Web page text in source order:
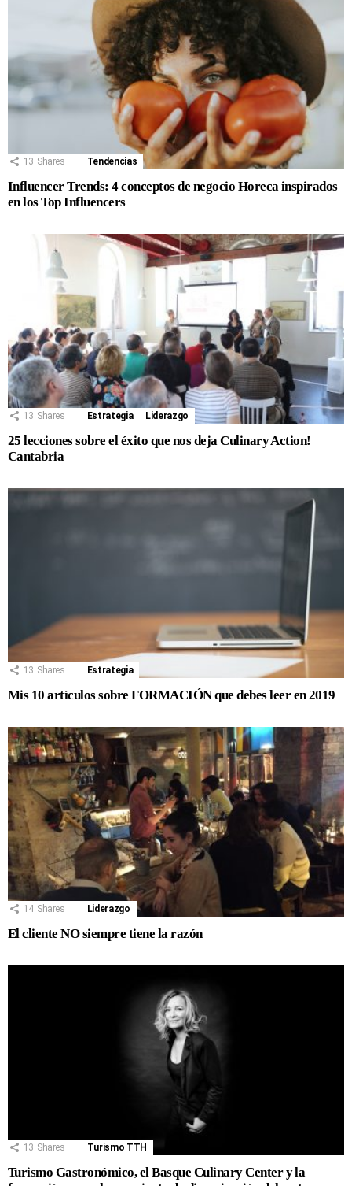
13 Shares Tendencias
Influencer Trends: 4 conceptos de negocio Horeca inspirados
en los Top Influencers
13 Shares Estrategia Liderazgo
25 lecciones sobre el éxito que nos deja Culinary Action!
Cantabria
13 Shares Estrategia
Mis 10 artículos sobre FORMACIÓN que debes leer en 2019
14 Shares Liderazgo
El cliente NO siempre tiene la razón
13 Shares Turismo TTH
Turismo Gastronómico, el Basque Culinary Center y la